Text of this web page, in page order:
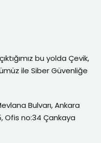
bu yolda Çevik,
ile Siber Güvenliğe
Bulvarı, Ankara
Ofis no:34 Çankaya